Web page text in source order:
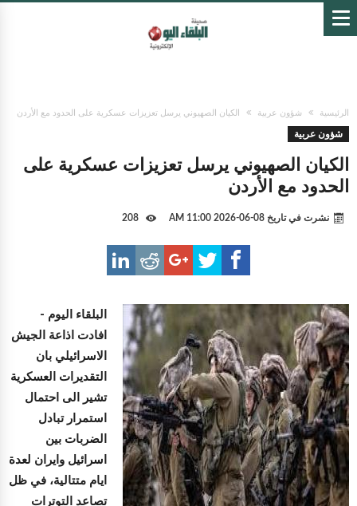
الرئيسية شؤون عربية الكيان الصهيوني يرسل تعزيزات عسكرية على الحدود مع الأردن
شؤون عربية
الكيان الصهيوني يرسل تعزيزات عسكرية على
الحدود مع الأردن
نشرت في تاريخ 08-06-2026 11:00 AM
البلقاء اليوم -
افادت اذاعة الجيش
الاسرائيلي بان
التقديرات العسكرية
تشير الى احتمال
استمرار تبادل
الضربات بين
اسرائيل وايران لعدة
ايام متتالية، في ظل
تصاعد التوترات